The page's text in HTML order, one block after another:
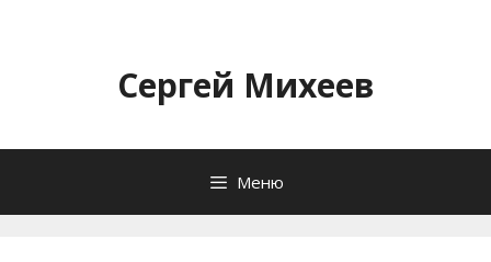
содержимомуСергей Михеев
Меню